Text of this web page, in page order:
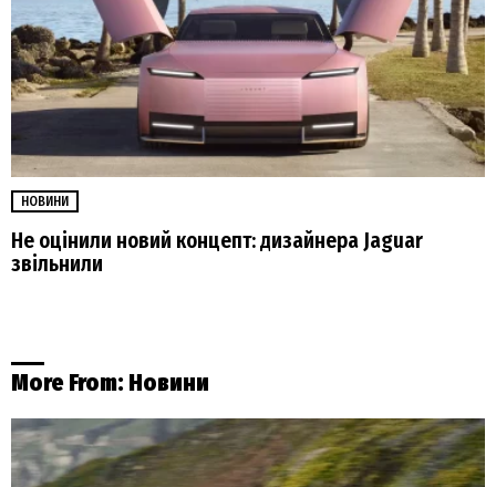
НОВИНИ
Не оцінили новий концепт: дизайнера Jaguar
звільнили
More From: Новини